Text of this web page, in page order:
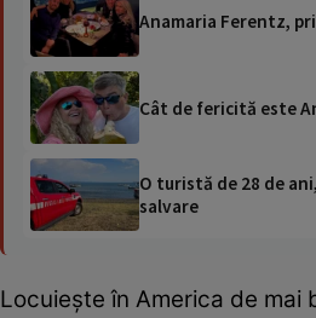
Anamaria Ferentz,
Cât de fericită este
O turistă de 28 de
salvare
Locuiește în America de mai